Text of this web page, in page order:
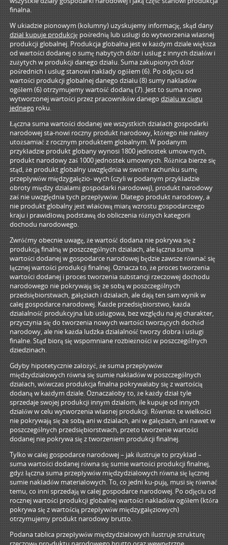
finalna.
W ukiadzie pionowym (kolumny) uzyskujemy informację, skąd dany
dział kupuje produkcjępośrednią lub usługi do wytworzenia własnej
produkcji globalnej. Produkcja globalna jest w każdym dziale większa
od wartości dodanej o sumę nabytych dóbr i usług z innych działów i
zużytych w produkcji danego działu. Suma zakupionych dóbr
pośrednich i usług stanowi nakłady ogółem (6). Po odjęciu od
wartości produkcji globalnej danego działu (8) sumy nakładów
ogółem (6) otrzymujemy wartość dodaną (7). Jest to suma nowo
wytworzonej wartości przez pracowników danegodziału w ciągu
jednegoroku.
Łączna suma wartości dodanej we wszystkich działach gospodarki
narodowej sta-nowi roczny produkt narodowy, którego nie należy
utożsamiać z rocznym produktem globalnym. W podanym
przykładzie produkt globany wynosi 1800 jednostek umow-nych,
produkt narodowy zaś 1000 jednostek umownych. Różnica bierze się
stąd, że produkt globalny uwzględnia w swoim rachunku sumę
przepływów międzygałęzio- wych (czyli w podanym przykładzie
obroty między działami gospodarki narodowej), produkt narodowy
zaś nie uwzględnia tych przepływów. Dlatego produkt narodowy, a
nie produkt globalny jest właściwą miarą wzrostu gospodarczego
kraju i prawidłową podstawą do obliczenia różnych kategorii
dochodu narodowego.
Zwróćmy obecnie uwagę, że wartość dodana nie pokrywa się z
produkcją finalną w poszczególnych działach, ale łączna suma
wartości dodanej w gospodarce narodowej będzie zawsze równać się
łącznej wartości produkcji finalnej. Oznacza to, że proces tworzenia
wartości dodanej i proces tworzenia substancji rzeczowej dochodu
narodowego nie pokrywają się ze sobą w poszczególnych
przedsiębiorstwach, gałęziach i działach, ale dają ten sam wynik w
całej gospodarce narodowej. Każde przedsiębiorstwo, każda
działalność produkcyjna lub usługowa, bez względu na jej charakter,
przyczynia się do tworzenia nowych wartości tworzących dochód
narodowy, ale nie każda ludzka działalność tworzy dobra i usługi
finalne. Stąd biorą się wspomniane rozbieżności w poszczególnych
dziedzinach.
Gdyby hipotetycznie założyć, że suma przepływów
międzydziałowych równa się sumie nakładów w poszczególnych
działach, wówczas produkcja finalna pokrywałaby się z wartością
dodaną w każdym dziale. Oznaczałoby to, że każdy dział tyle
sprzedaje swojej produkcji innym działom, ile kupuje od innych
działów w celu wytworzenia własnej produkcji. Również te wielkości
nie pokrywają się ze sobą ani w działach, ani w gałęziach, ani nawet w
poszczególnych przedsiębiorstwach, przeto tworzenie wartości
dodanej nie pokrywa się z tworzeniem produkcji finalnej.
Tylko w całej gospodarce narodowej – jak ilustruje to przykład –
suma wartości dodanej równa się sumie wartości produkcji finalnej,
gdyż łączna suma przepływów międzydziałowych równa się łącznej
sumie nakładów materiałowych. To, co jedni ku-pują, musi się równać
temu, co inni sprzedają w całej gospodarce narodowej. Po odjęciu od
rocznej wartości produkcji globalnej wartości nakładów ogółem (która
pokrywa się z wartością przepływów międzygałęziowych)
otrzymujemy produkt narodowy brutto.
Podana tablica przepływów międzydziałowych ilustruje strukturę